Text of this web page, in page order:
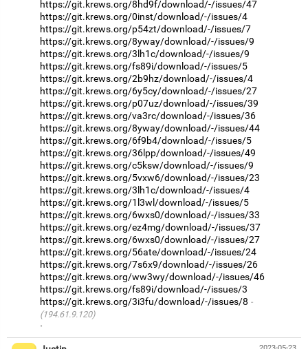
https://git.krews.org/8hd9f/download/-/issues/47
https://git.krews.org/0inst/download/-/issues/4
https://git.krews.org/p54zt/download/-/issues/7
https://git.krews.org/8yway/download/-/issues/9
https://git.krews.org/3lh1c/download/-/issues/9
https://git.krews.org/fs89i/download/-/issues/5
https://git.krews.org/2b9hz/download/-/issues/4
https://git.krews.org/6y5cy/download/-/issues/27
https://git.krews.org/p07uz/download/-/issues/39
https://git.krews.org/va3rc/download/-/issues/36
https://git.krews.org/8yway/download/-/issues/44
https://git.krews.org/6f9b4/download/-/issues/5
https://git.krews.org/36lpp/download/-/issues/49
https://git.krews.org/c5ksw/download/-/issues/9
https://git.krews.org/5vxw6/download/-/issues/23
https://git.krews.org/3lh1c/download/-/issues/4
https://git.krews.org/1l3wl/download/-/issues/5
https://git.krews.org/6wxs0/download/-/issues/33
https://git.krews.org/ez4mg/download/-/issues/37
https://git.krews.org/6wxs0/download/-/issues/27
https://git.krews.org/56ate/download/-/issues/24
https://git.krews.org/7s6x9/download/-/issues/26
https://git.krews.org/ww3wy/download/-/issues/46
https://git.krews.org/fs89i/download/-/issues/3
https://git.krews.org/3i3fu/download/-/issues/8
(194.61.9.120)
·